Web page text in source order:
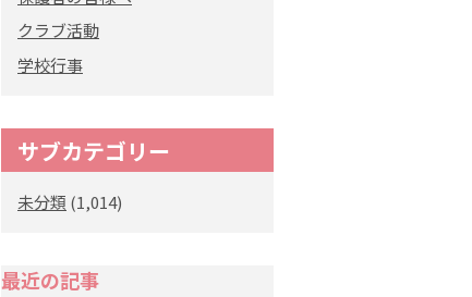
クラブ活動
学校行事
サブカテゴリー
未分類 (1,014)
最近の記事